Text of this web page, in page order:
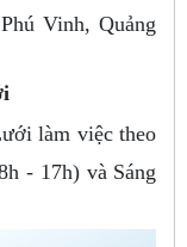
Vinh, Quảng
làm việc theo
- 17h) và Sáng